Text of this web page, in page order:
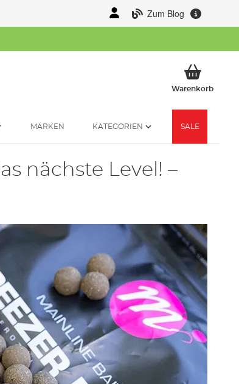
Zum Blog
WarenkorbMein
MARKEN KATEGORIEN SALE
nächste Level! –